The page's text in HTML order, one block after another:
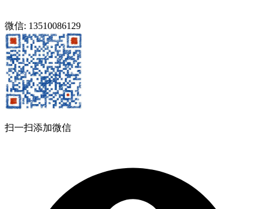
微信: 13510086129
扫一扫添加微信